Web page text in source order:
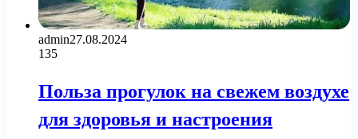
admin27.08.2024
135
Польза прогулок на свежем воздухе
для здоровья и настроения